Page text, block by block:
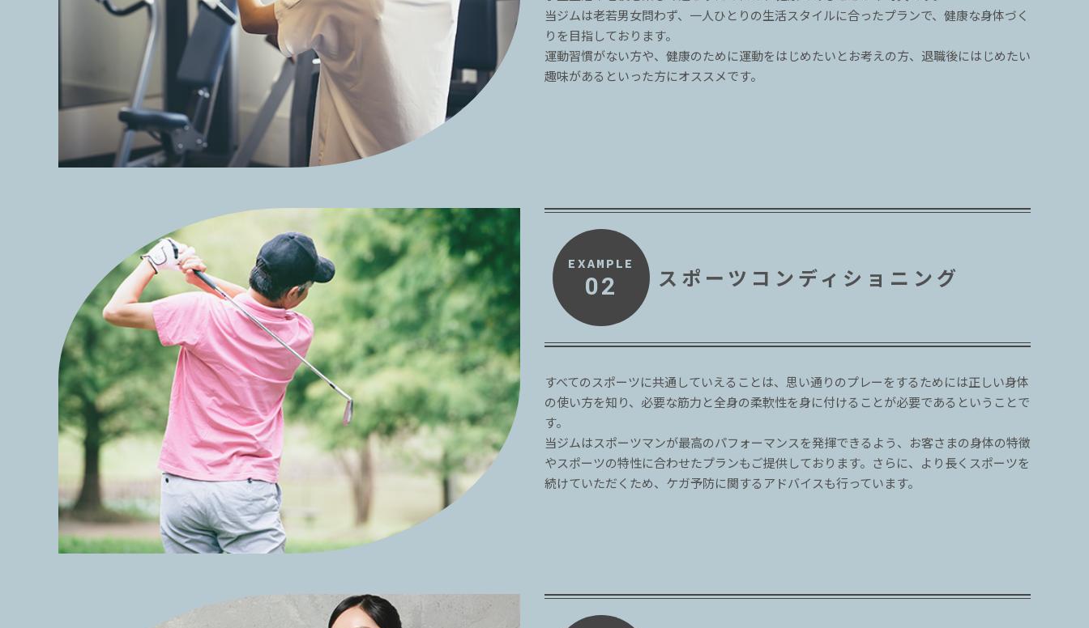
当ジムは老若男女問わず、一人ひとりの生活スタイルに合ったプランで、健康な身体づく
りを目指しております。
運動習慣がない方や、健康のために運動をはじめたいとお考えの方、退職後にはじめたい
趣味があるといった方にオススメです。
EXAMPLE
02 スポーツコンディショニング
すべてのスポーツに共通していえることは、思い通りのプレーをするためには正しい身体
の使い方を知り、必要な筋力と全身の柔軟性を身に付けることが必要であるということで
す。
当ジムはスポーツマンが最高のパフォーマンスを発揮できるよう、お客さまの身体の特徴
やスポーツの特性に合わせたプランもご提供しております。さらに、より長くスポーツを
続けていただくため、ケガ予防に関するアドバイスも行っています。